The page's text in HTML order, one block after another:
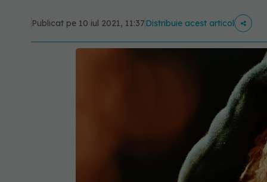
Publicat pe 10 iul 2021, 11:37Distribuie acest articol